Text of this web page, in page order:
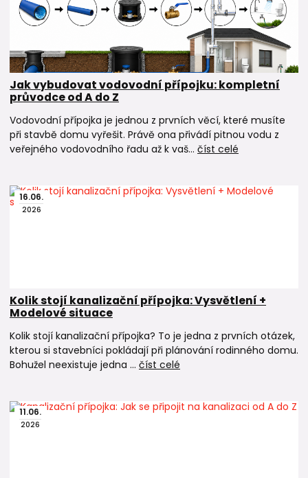
Jak vybudovat vodovodní přípojku: kompletní
průvodce od A do Z
Vodovodní přípojka je jednou z prvních věcí, které musíte
při stavbě domu vyřešit. Právě ona přivádí pitnou vodu z
veřejného vodovodního řadu až k vaš... číst celé
16.06.
2026
Kolik stojí kanalizační přípojka: Vysvětlení +
Modelové situace
Kolik stojí kanalizační přípojka? To je jedna z prvních otázek,
kterou si stavebníci pokládají při plánování rodinného domu.
Bohužel neexistuje jedna ... číst celé
11.06.
2026